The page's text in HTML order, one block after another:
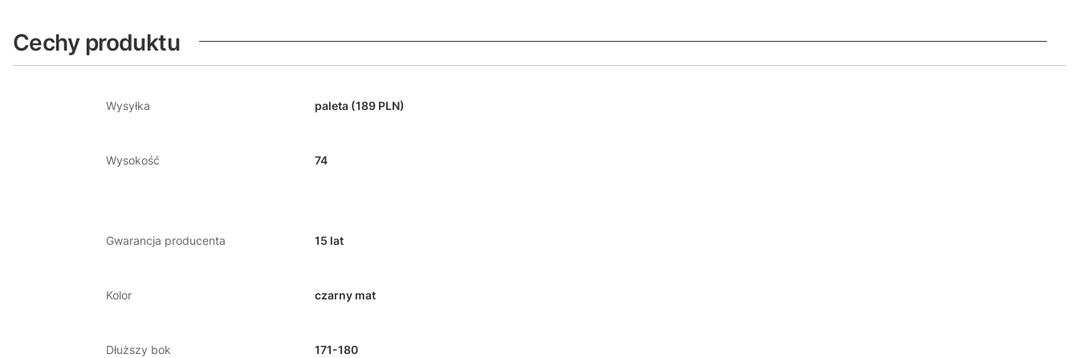
Cechy produktu
Wysyłka paleta (189 PLN)
Wysokość 74
Gwarancja producenta 15 lat
Kolor czarny mat
Dłuższy bok 171-180